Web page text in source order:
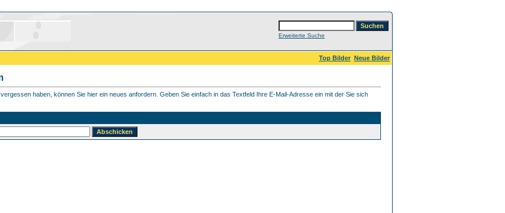
Erweiterte Suche
Top Bilder Neue Bilder
haben, können Sie hier ein neues anfordern. Geben Sie einfach in das Textfeld Ihre E-Mail-Adresse ein mit der Sie sich